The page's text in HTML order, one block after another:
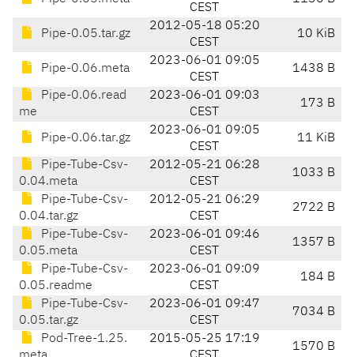
CEST
Pipe-0.05.tar.gz
2012-05-18 05:20
CEST
10 KiB
Pipe-0.06.meta
2023-06-01 09:05
CEST
1438 B
Pipe-0.06.read
me
2023-06-01 09:03
CEST
173 B
Pipe-0.06.tar.gz
2023-06-01 09:05
CEST
11 KiB
Pipe-Tube-Csv-
0.04.meta
2012-05-21 06:28
CEST
1033 B
Pipe-Tube-Csv-
0.04.tar.gz
2012-05-21 06:29
CEST
2722 B
Pipe-Tube-Csv-
0.05.meta
2023-06-01 09:46
CEST
1357 B
Pipe-Tube-Csv-
0.05.readme
2023-06-01 09:09
CEST
184 B
Pipe-Tube-Csv-
0.05.tar.gz
2023-06-01 09:47
CEST
7034 B
Pod-Tree-1.25.
2015-05-25 17:19
1570 B